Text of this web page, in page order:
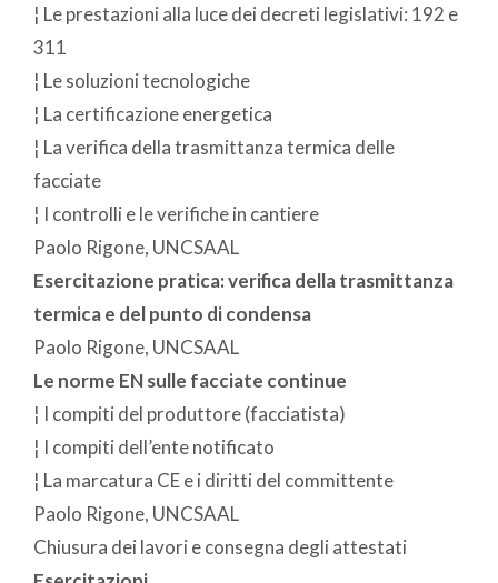
¦ Le prestazioni alla luce dei decreti legislativi: 192 e
311
¦ Le soluzioni tecnologiche
¦ La certificazione energetica
¦ La verifica della trasmittanza termica delle
facciate
¦ I controlli e le verifiche in cantiere
Paolo Rigone, UNCSAAL
Esercitazione pratica: verifica della trasmittanza
termica e del punto di condensa
Paolo Rigone, UNCSAAL
Le norme EN sulle facciate continue
¦ I compiti del produttore (facciatista)
¦ I compiti dell’ente notificato
¦ La marcatura CE e i diritti del committente
Paolo Rigone, UNCSAAL
Chiusura dei lavori e consegna degli attestati